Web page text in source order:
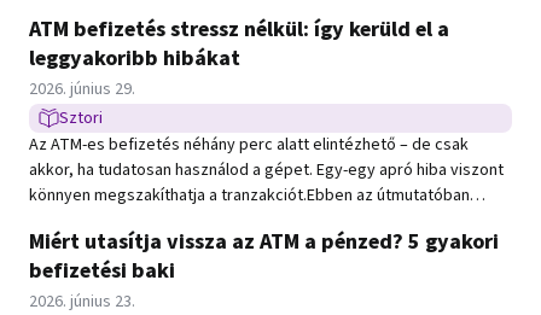
ATM befizetés stressz nélkül: így kerüld el a
leggyakoribb hibákat
Közzétéve:
2026. június 29.
Sztori
Sztori típusú hír
Az ATM-es befizetés néhány perc alatt elintézhető – de csak
akkor, ha tudatosan használod a gépet. Egy-egy apró hiba viszont
könnyen megszakíthatja a tranzakciót.Ebben az útmutatóban
problémamentesen befizetni készpénzt.
Miért utasítja vissza az ATM a pénzed? 5 gyakori
befizetési baki
Közzétéve:
2026. június 23.